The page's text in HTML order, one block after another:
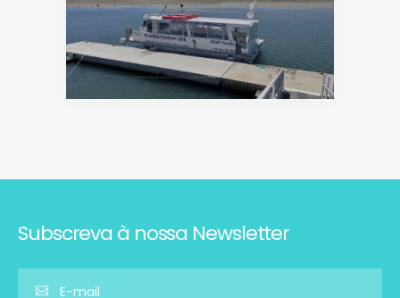
Subscreva à nossa Newsletter